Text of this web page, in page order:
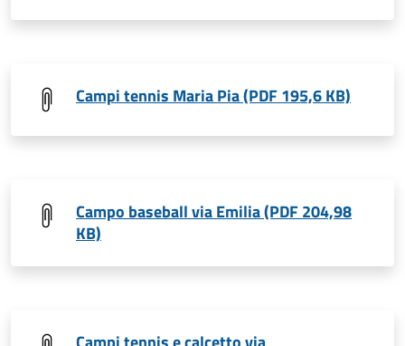
Campi tennis Maria Pia (PDF 195,6 KB)
Campo baseball via Emilia (PDF 204,98
KB)